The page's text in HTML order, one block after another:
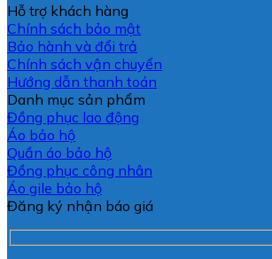
Hỗ trợ khách hàng
Chính sách bảo mật
Bảo hành và đổi trả
Chính sách vận chuyển
Hướng dẫn thanh toán
Danh mục sản phẩm
Đồng phục lao động
Áo bảo hộ
Quần áo bảo hộ
Đồng phục công nhân
Áo gile bảo hộ
Đăng ký nhận báo giá